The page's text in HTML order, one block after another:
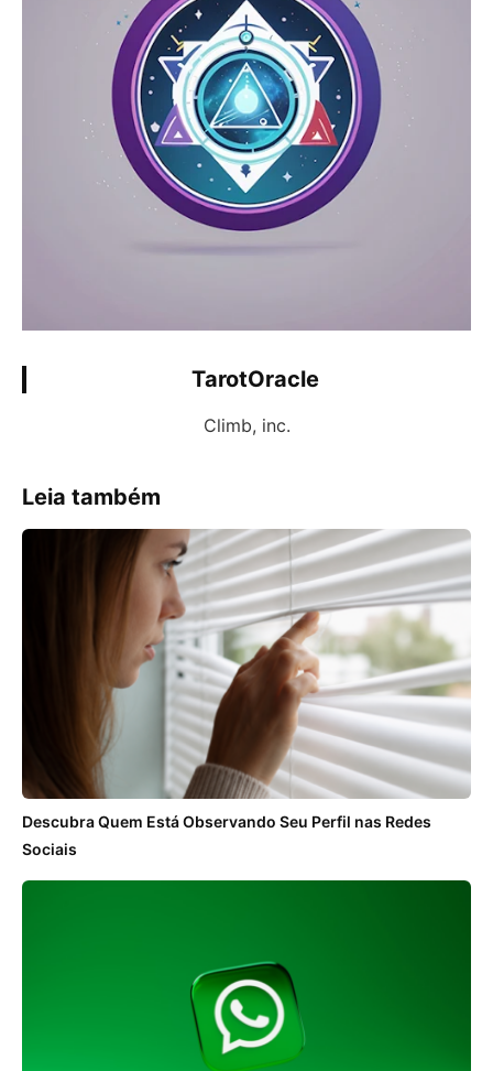
TarotOracle
Climb, inc.
Leia também
Descubra Quem Está Observando Seu Perfil nas Redes
Sociais